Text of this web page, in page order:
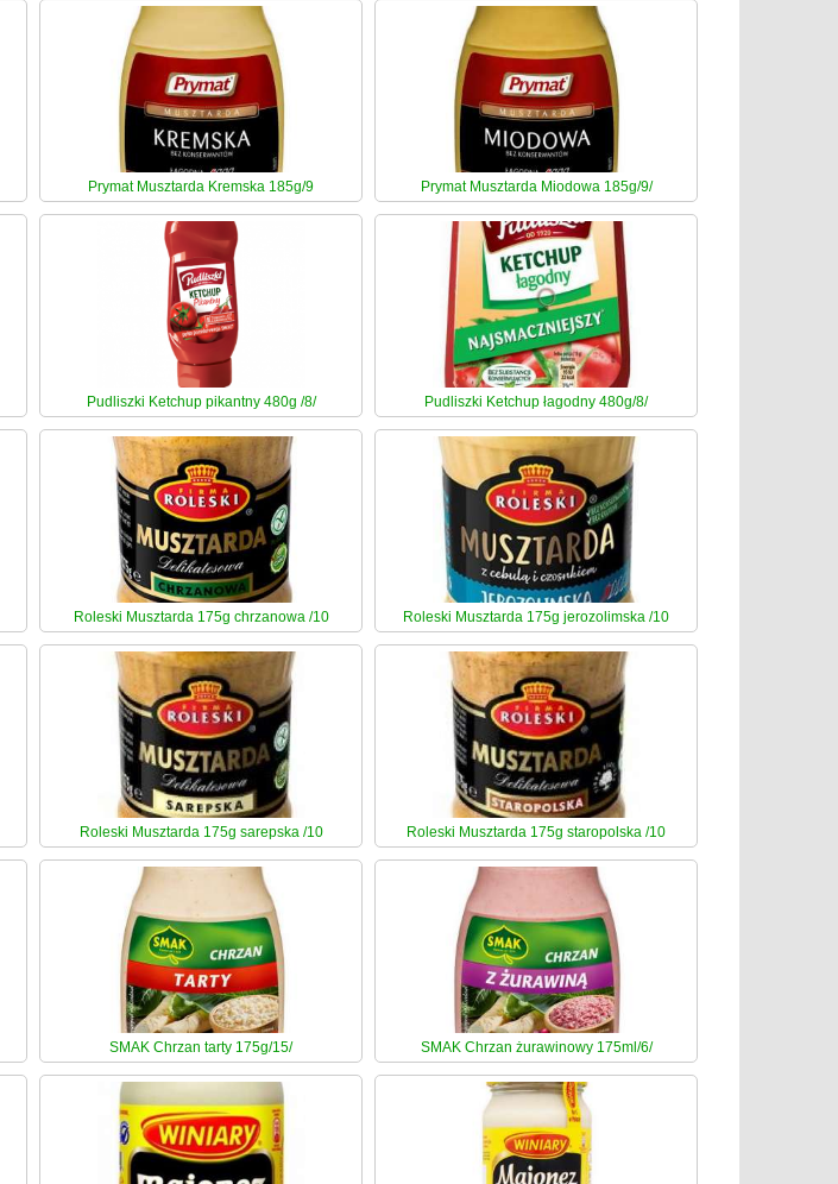
Prymat Musztarda Kremska 185g/9 Prymat Musztarda Miodowa 185g/9/
Pudliszki Ketchup pikantny 480g /8/ Pudliszki Ketchup łagodny 480g/8/
Roleski Musztarda 175g chrzanowa /10 Roleski Musztarda 175g jerozolimska /10
Roleski Musztarda 175g sarepska /10 Roleski Musztarda 175g staropolska /10
SMAK Chrzan tarty 175g/15/ SMAK Chrzan żurawinowy 175ml/6/